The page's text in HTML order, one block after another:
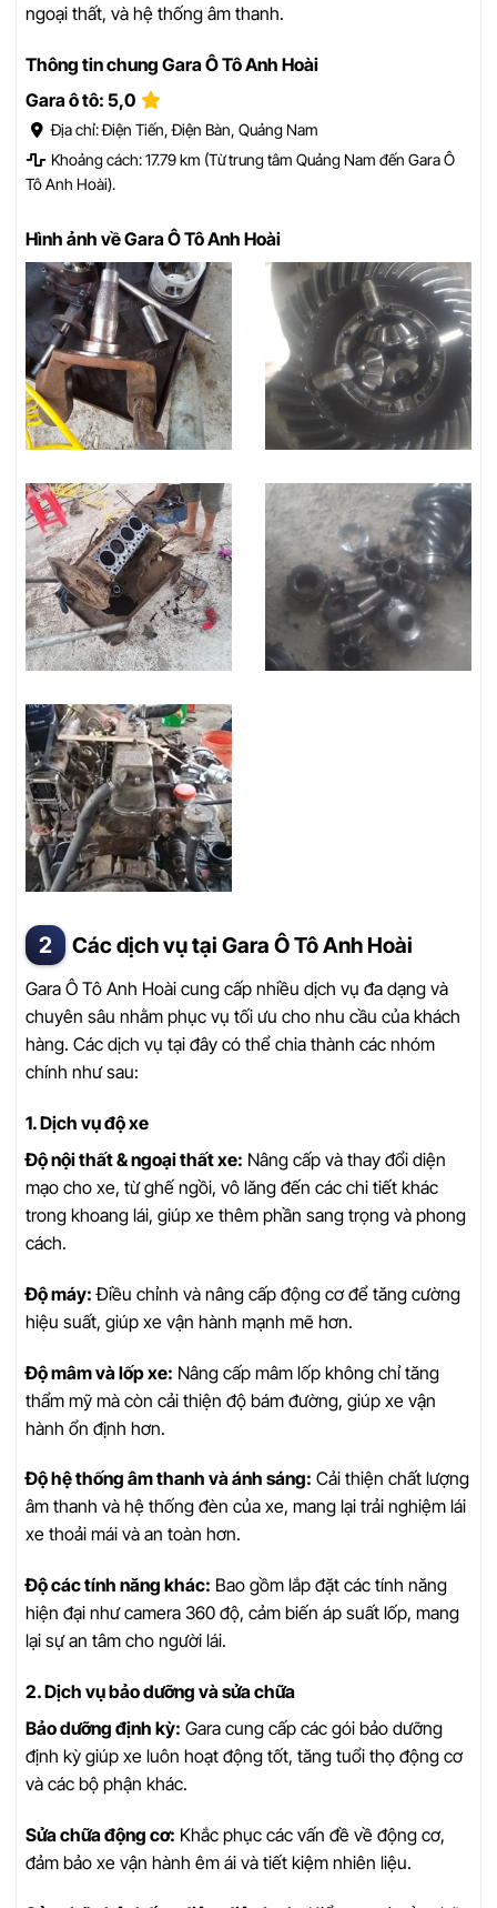
ngoại thất, và hệ thống âm thanh.
Thông tin chung Gara Ô Tô Anh Hoài
Gara ô tô: 5,0
Địa chỉ: Điện Tiến, Điện Bàn, Quảng Nam
Khoảng cách: 17.79 km (Từ trung tâm Quảng Nam đến Gara Ô
Tô Anh Hoài).
Hình ảnh về Gara Ô Tô Anh Hoài
Các dịch vụ tại Gara Ô Tô Anh Hoài
Gara Ô Tô Anh Hoài cung cấp nhiều dịch vụ đa dạng và
chuyên sâu nhằm phục vụ tối ưu cho nhu cầu của khách
hàng. Các dịch vụ tại đây có thể chia thành các nhóm
chính như sau:
1. Dịch vụ độ xe
Độ nội thất & ngoại thất xe: Nâng cấp và thay đổi diện
mạo cho xe, từ ghế ngồi, vô lăng đến các chi tiết khác
trong khoang lái, giúp xe thêm phần sang trọng và phong
cách.
Độ máy: Điều chỉnh và nâng cấp động cơ để tăng cường
hiệu suất, giúp xe vận hành mạnh mẽ hơn.
Độ mâm và lốp xe: Nâng cấp mâm lốp không chỉ tăng
thẩm mỹ mà còn cải thiện độ bám đường, giúp xe vận
hành ổn định hơn.
Độ hệ thống âm thanh và ánh sáng: Cải thiện chất lượng
âm thanh và hệ thống đèn của xe, mang lại trải nghiệm lái
xe thoải mái và an toàn hơn.
Độ các tính năng khác: Bao gồm lắp đặt các tính năng
hiện đại như camera 360 độ, cảm biến áp suất lốp, mang
lại sự an tâm cho người lái.
2. Dịch vụ bảo dưỡng và sửa chữa
Bảo dưỡng định kỳ: Gara cung cấp các gói bảo dưỡng
định kỳ giúp xe luôn hoạt động tốt, tăng tuổi thọ động cơ
và các bộ phận khác.
Sửa chữa động cơ: Khắc phục các vấn đề về động cơ,
đảm bảo xe vận hành êm ái và tiết kiệm nhiên liệu.